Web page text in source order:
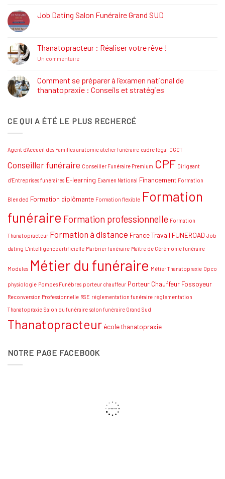
Définition,
Rôle
Job Dating Salon Funéraire Grand SUD
Job
Dating
Salon
SUD
Thanatopracteur : Réaliser votre rêve !
Un commentairesur
Réaliser
votre
rêve
Comment se préparer à l’examen national de
thanatopraxie : Conseils et stratégies
Comment
se
national
thanatopraxie
Conseils
CE QUI A ÉTÉ LE PLUS RECHERCÉ
Agent d'Accueil des Familles anatomie atelier funéraire cadre légal CGCT
Conseiller funéraire Conseiller Funéraire Premium CPF Dirigeant
d'Entreprises funéraires E-learning Examen National Financement Formation
Blended Formation diplômante Formation flexible Formation
funéraire Formation professionnelle Formation
Thanatopracteur Formation à distance France Travail FUNEROAD Job
dating L'intelligence artificielle Marbrier funéraire Maître de Cérémonie funéraire
Modules Métier du funéraire Métier Thanatopraxie Opco
physiologie Pompes Funèbres porteur chauffeur Porteur Chauffeur Fossoyeur
Reconversion Professionnelle RSE réglementation funéraire réglementation
Thanatopraxie Salon du funéraire salon funéraire Grand Sud
Thanatopracteur école thanatopraxie
NOTRE PAGE FACEBOOK